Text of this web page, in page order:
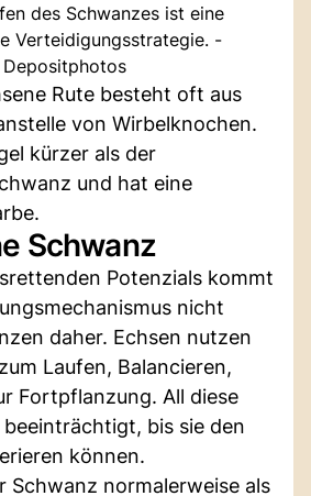
des Schwanzes ist eine
Verteidigungsstrategie. -
Depositphotos
Rute besteht oft aus
von Wirbelknochen.
kürzer als der
und hat eine
Schwanz
Potenzials kommt
nicht
daher. Echsen nutzen
Laufen, Balancieren,
Fortpflanzung. All diese
bis sie den
können.
Schwanz normalerweise als